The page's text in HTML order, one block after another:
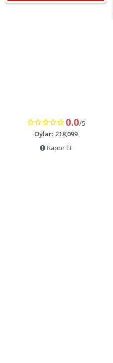
0.0/5
Oylar: 218,099
Rapor Et